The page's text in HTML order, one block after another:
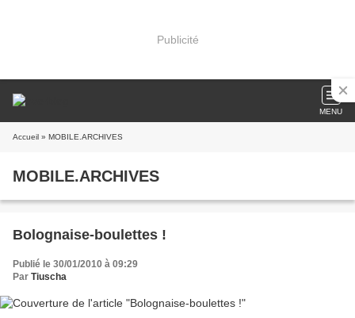
Publicité
MENU
Accueil » MOBILE.ARCHIVES
MOBILE.ARCHIVES
Bolognaise-boulettes !
Publié le 30/01/2010 à 09:29
Par Tiuscha